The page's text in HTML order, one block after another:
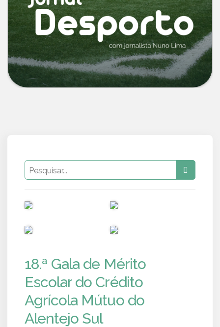
18.ª Gala de Mérito
Escolar do Crédito
Agrícola Mútuo do
Alentejo Sul